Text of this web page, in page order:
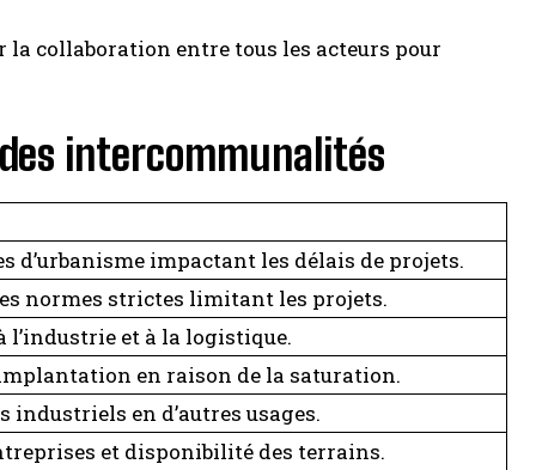
collaboration entre tous les acteurs pour
intercommunalités
d’urbanisme impactant les délais de projets.
normes strictes limitant les projets.
l’industrie et à la logistique.
en raison de la saturation.
en d’autres usages.
et disponibilité des terrains.